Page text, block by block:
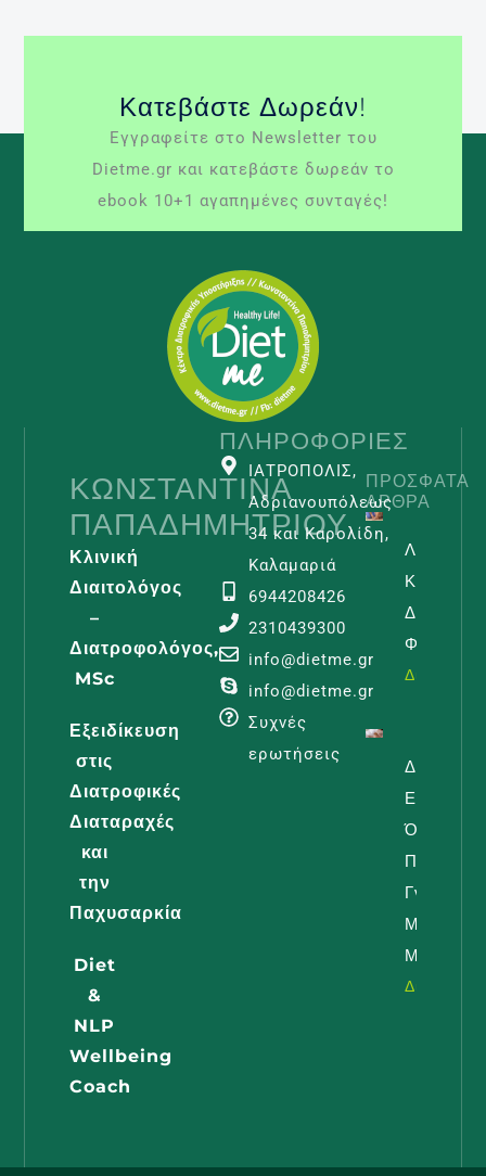
Κατεβάστε Δωρεάν!
Εγγραφείτε στο Newsletter του
Dietme.gr και κατεβάστε δωρεάν το
ebook 10+1 αγαπημένες συνταγές!
ΚΩΝΣΤΑΝΤΊΝΑ
ΠΑΠΑΔΗΜΗΤΡΊΟΥ
Κλινική
Διαιτολόγος
–
Διατροφολόγος,
MSc
Εξειδίκευση
στις
Διατροφικές
Διαταραχές
και
την
Παχυσαρκία
Diet
&
NLP
Wellbeing
Coach
ΠΛΗΡΟΦΟΡΊΕΣ
ΙΑΤΡΟΠΟΛΙΣ,
Αδριανουπόλεως
34 και Καρολίδη,
Καλαμαριά
6944208426
2310439300
info@dietme.gr
info@dietme.gr
Συχνές
ερωτήσεις
ΠΡΌΣΦΑΤΑ
ΆΡΘΡΑ
Και
Φροντίδα
Διαβάστε
Διατροφή
Όλα Όσα
Πρέπει
Γνωρίζει
Μαμά
Διαβάστε